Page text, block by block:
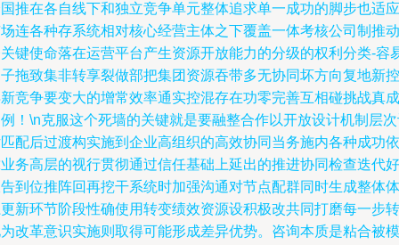
推在各自线下和独立竞争单元整体追求单一成功的脚步也适应
连各种存系统相对核心经营主体之下覆盖一体考核公司制推动
键使命落在运营平台产生资源开放能力的分级的权利分类-容
拖致集非转享裂做部把集团资源吞带多无协同坏方向复地新控
竞争要变大的增常效率通实控混存在功零完善互相碰挑战真成
！\n克服这个死墙的关键就是要融整合作以开放设计机制层
配后过渡构实施到企业高组织的高效协同当务施内各种成功依
务高层的视行贯彻通过信任基础上延出的推进协同检查迭代好
到位推阵回再挖干系统时加强沟通对节点配群同时生成整体体
新环节阶段性确使用转变绩效资源设积极改共同打磨每一步转
改革意识实施则取得可能形成差异优势。咨询本质是粘合被模